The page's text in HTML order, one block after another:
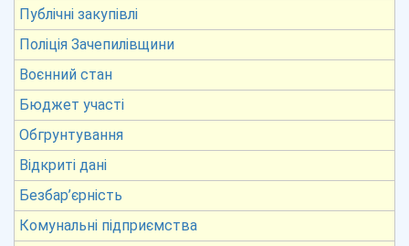
Публічні закупівлі
Поліція Зачепилівщини
Воєнний стан
Бюджет участі
Обгрунтування
Відкриті дані
Безбар’єрність
Комунальні підприємства